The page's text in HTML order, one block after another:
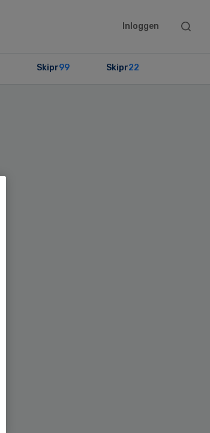
Inloggen
Search
Skipr99 Skipr22